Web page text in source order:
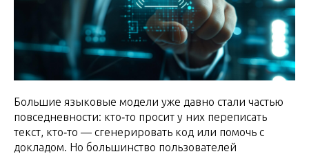
Большие языковые модели уже давно стали частью
повседневности: кто‑то просит у них переписать
текст, кто‑то — сгенерировать код или помочь с
докладом. Но большинство пользователей